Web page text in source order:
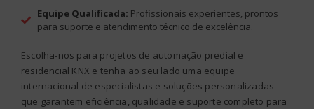
Equipe Qualificada: Profissionais experientes, prontos
para suporte e atendimento técnico de excelência.
Escolha-nos para projetos de automação predial e
residencial KNX e tenha ao seu lado uma equipe
internacional de especialistas e soluções personalizadas
que garantem eficiência, qualidade e suporte completo para